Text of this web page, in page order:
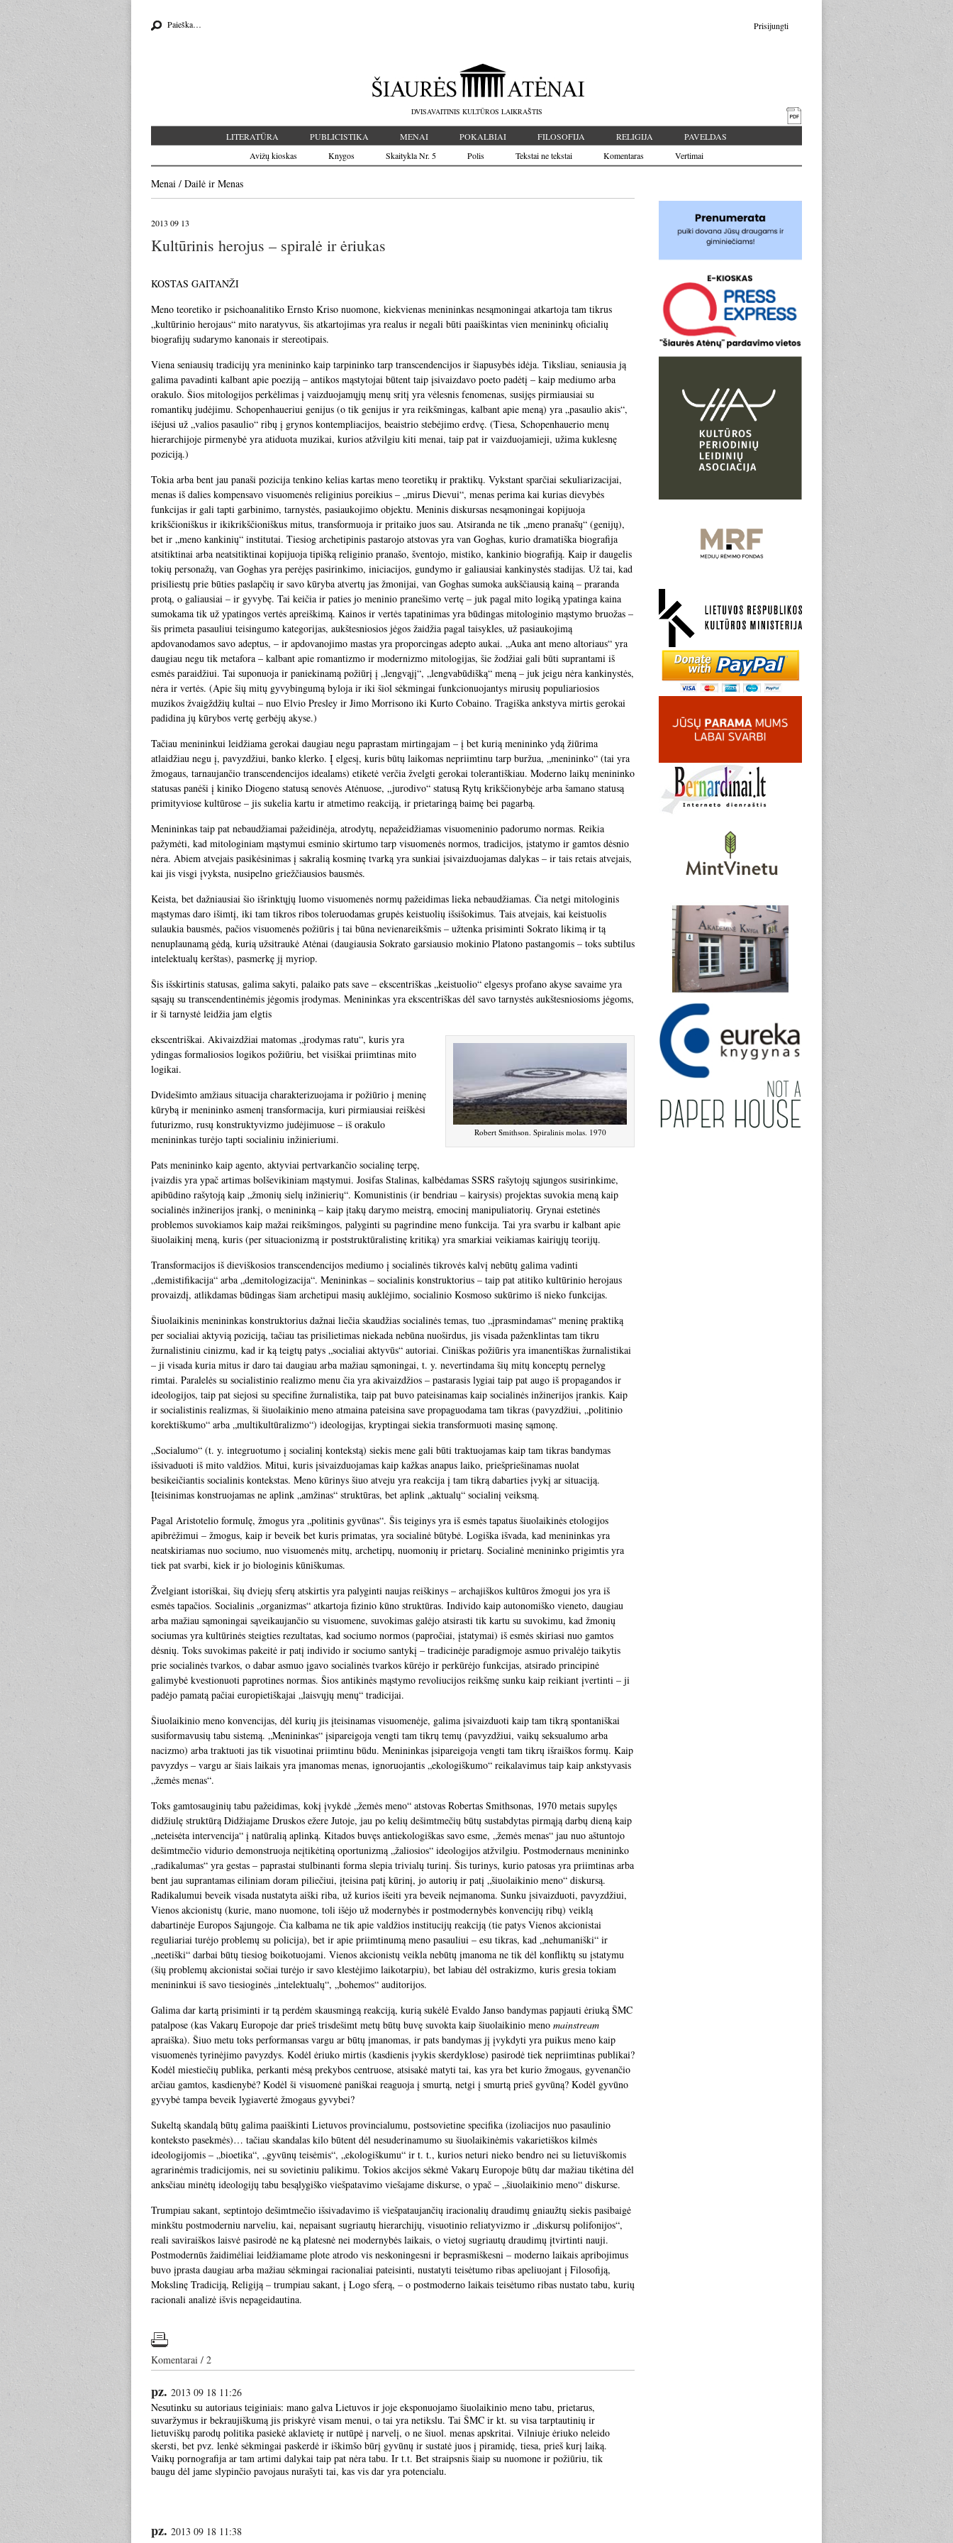
Prisijungti
Search for:
DVISAVAITINIS KULTŪROS LAIKRAŠTIS
LITERATŪRA PUBLICISTIKA MENAI POKALBIAI FILOSOFIJA RELIGIJA
PAVELDAS
Avižų kioskas
Knygos Skaitykla Nr. 5 Polis Tekstai ne tekstai Komentaras Vertimai
Menai / Dailė ir Menas
2013 09 13
Kultūrinis herojus – spiralė ir ėriukas
KOSTAS GAITANŽI
Meno teoretiko ir psichoanalitiko Ernsto Kriso nuomone, kiekvienas menininkas nesąmoningai atkartoja tam tikrus
„kultūrinio herojaus“ mito naratyvus, šis atkartojimas yra realus ir negali būti paaiškintas vien menininkų oficialių
biografijų sudarymo kanonais ir stereotipais.
Viena seniausių tradicijų yra menininko kaip tarpininko tarp transcendencijos ir šiapusybės idėja. Tiksliau, seniausia ją
galima pavadinti kalbant apie poeziją – antikos mąstytojai būtent taip įsivaizdavo poeto padėtį – kaip mediumo arba
orakulo. Šios mitologijos perkėlimas į vaizduojamųjų menų sritį yra vėlesnis fenomenas, susijęs pirmiausiai su
romantikų judėjimu. Schopenhaueriui genijus (o tik genijus ir yra reikšmingas, kalbant apie meną) yra „pasaulio akis“,
išėjusi už „valios pasaulio“ ribų į grynos kontempliacijos, beaistrio stebėjimo erdvę. (Tiesa, Schopenhauerio menų
hierarchijoje pirmenybė yra atiduota muzikai, kurios atžvilgiu kiti menai, taip pat ir vaizduojamieji, užima kuklesnę
poziciją.)
Tokia arba bent jau panaši pozicija tenkino kelias kartas meno teoretikų ir praktikų. Vykstant sparčiai sekuliarizacijai,
menas iš dalies kompensavo visuomenės religinius poreikius – „mirus Dievui“, menas perima kai kurias dievybės
funkcijas ir gali tapti garbinimo, tarnystės, pasiaukojimo objektu. Meninis diskursas nesąmoningai kopijuoja
krikščioniškus ir ikikrikščioniškus mitus, transformuoja ir pritaiko juos sau. Atsiranda ne tik „meno pranašų“ (genijų),
bet ir „meno kankinių“ institutai. Tiesiog archetipinis pastarojo atstovas yra van Goghas, kurio dramatiška biografija
atsitiktinai arba neatsitiktinai kopijuoja tipišką religinio pranašo, šventojo, mistiko, kankinio biografiją. Kaip ir daugelis
tokių personažų, van Goghas yra perėjęs pasirinkimo, iniciacijos, gundymo ir galiausiai kankinystės stadijas. Už tai, kad
prisiliestų prie būties paslapčių ir savo kūryba atvertų jas žmonijai, van Goghas sumoka aukščiausią kainą – praranda
protą, o galiausiai – ir gyvybę. Tai keičia ir paties jo meninio pranešimo vertę – juk pagal mito logiką ypatinga kaina
sumokama tik už ypatingos vertės apreiškimą. Kainos ir vertės tapatinimas yra būdingas mitologinio mąstymo bruožas –
šis primeta pasauliui teisingumo kategorijas, aukštesniosios jėgos žaidžia pagal taisykles, už pasiaukojimą
apdovanodamos savo adeptus, – ir apdovanojimo mastas yra proporcingas adepto aukai. „Auka ant meno altoriaus“ yra
daugiau negu tik metafora – kalbant apie romantizmo ir modernizmo mitologijas, šie žodžiai gali būti suprantami iš
esmės paraidžiui. Tai suponuoja ir paniekinamą požiūrį į „lengvąjį“, „lengvabūdišką“ meną – juk jeigu nėra kankinystės,
nėra ir vertės. (Apie šių mitų gyvybingumą byloja ir iki šiol sėkmingai funkcionuojantys mirusių populiariosios
muzikos žvaigždžių kultai – nuo Elvio Presley ir Jimo Morrisono iki Kurto Cobaino. Tragiška ankstyva mirtis gerokai
padidina jų kūrybos vertę gerbėjų akyse.)
Tačiau menininkui leidžiama gerokai daugiau negu paprastam mirtingajam – į bet kurią menininko ydą žiūrima
atlaidžiau negu į, pavyzdžiui, banko klerko. Į elgesį, kuris būtų laikomas nepriimtinu tarp buržua, „menininko“ (tai yra
žmogaus, tarnaujančio transcendencijos idealams) etiketė verčia žvelgti gerokai tolerantiškiau. Moderno laikų menininko
statusas panėši į kiniko Diogeno statusą senovės Atėnuose, „jurodivo“ statusą Rytų krikščionybėje arba šamano statusą
primityviose kultūrose – jis sukelia kartu ir atmetimo reakciją, ir prietaringą baimę bei pagarbą.
Menininkas taip pat nebaudžiamai pažeidinėja, atrodytų, nepažeidžiamas visuomeninio padorumo normas. Reikia
pažymėti, kad mitologiniam mąstymui esminio skirtumo tarp visuomenės normos, tradicijos, įstatymo ir gamtos dėsnio
nėra. Abiem atvejais pasikėsinimas į sakralią kosminę tvarką yra sunkiai įsivaizduojamas dalykas – ir tais retais atvejais,
kai jis visgi įvyksta, nusipelno griežčiausios bausmės.
Keista, bet dažniausiai šio išrinktųjų luomo visuomenės normų pažeidimas lieka nebaudžiamas. Čia netgi mitologinis
mąstymas daro išimtį, iki tam tikros ribos toleruodamas grupės keistuolių išsišokimus. Tais atvejais, kai keistuolis
sulaukia bausmės, pačios visuomenės požiūris į tai būna nevienareikšmis – užtenka prisiminti Sokrato likimą ir tą
nenuplaunamą gėdą, kurią užsitraukė Atėnai (daugiausia Sokrato garsiausio mokinio Platono pastangomis – toks subtilus
intelektualų kerštas), pasmerkę jį myriop.
Šis išskirtinis statusas, galima sakyti, palaiko pats save – ekscentriškas „keistuolio“ elgesys profano akyse savaime yra
sąsajų su transcendentinėmis jėgomis įrodymas. Menininkas yra ekscentriškas dėl savo tarnystės aukštesniosioms jėgoms,
ir ši tarnystė leidžia jam elgtis
Robert Smithson. Spiralinis molas. 1970
ekscentriškai. Akivaizdžiai matomas „įrodymas ratu“, kuris yra
ydingas formaliosios logikos požiūriu, bet visiškai priimtinas mito
logikai.
Dvidešimto amžiaus situacija charakterizuojama ir požiūrio į meninę
kūrybą ir menininko asmenį transformacija, kuri pirmiausiai reiškėsi
futurizmo, rusų konstruktyvizmo judėjimuose – iš orakulo
menininkas turėjo tapti socialiniu inžinieriumi.
Pats menininko kaip agento, aktyviai pertvarkančio socialinę terpę,
įvaizdis yra ypač artimas bolševikiniam mąstymui. Josifas Stalinas, kalbėdamas SSRS rašytojų sąjungos susirinkime,
apibūdino rašytoją kaip „žmonių sielų inžinierių“. Komunistinis (ir bendriau – kairysis) projektas suvokia meną kaip
socialinės inžinerijos įrankį, o menininką – kaip įtakų darymo meistrą, emocinį manipuliatorių. Grynai estetinės
problemos suvokiamos kaip mažai reikšmingos, palyginti su pagrindine meno funkcija. Tai yra svarbu ir kalbant apie
šiuolaikinį meną, kuris (per situacionizmą ir poststruktūralistinę kritiką) yra smarkiai veikiamas kairiųjų teorijų.
Transformacijos iš dieviškosios transcendencijos mediumo į socialinės tikrovės kalvį nebūtų galima vadinti
„demistifikacija“ arba „demitologizacija“. Menininkas – socialinis konstruktorius – taip pat atitiko kultūrinio herojaus
provaizdį, atlikdamas būdingas šiam archetipui masių auklėjimo, socialinio Kosmoso sukūrimo iš nieko funkcijas.
Šiuolaikinis menininkas konstruktorius dažnai liečia skaudžias socialinės temas, tuo „įprasmindamas“ meninę praktiką
per socialiai aktyvią poziciją, tačiau tas prisilietimas niekada nebūna nuoširdus, jis visada paženklintas tam tikru
žurnalistiniu cinizmu, kad ir ką teigtų patys „socialiai aktyvūs“ autoriai. Ciniškas požiūris yra imanentiškas žurnalistikai
– ji visada kuria mitus ir daro tai daugiau arba mažiau sąmoningai, t. y. nevertindama šių mitų konceptų pernelyg
rimtai. Paralelės su socialistinio realizmo menu čia yra akivaizdžios – pastarasis lygiai taip pat augo iš propagandos ir
ideologijos, taip pat siejosi su specifine žurnalistika, taip pat buvo pateisinamas kaip socialinės inžinerijos įrankis. Kaip
ir socialistinis realizmas, ši šiuolaikinio meno atmaina pateisina save propaguodama tam tikras (pavyzdžiui, „politinio
korektiškumo“ arba „multikultūralizmo“) ideologijas, kryptingai siekia transformuoti masinę sąmonę.
„Socialumo“ (t. y. integruotumo į socialinį kontekstą) siekis mene gali būti traktuojamas kaip tam tikras bandymas
išsivaduoti iš mito valdžios. Mitui, kuris įsivaizduojamas kaip kažkas anapus laiko, priešpriešinamas nuolat
besikeičiantis socialinis kontekstas. Meno kūrinys šiuo atveju yra reakcija į tam tikrą dabarties įvykį ar situaciją.
Įteisinimas konstruojamas ne aplink „amžinas“ struktūras, bet aplink „aktualų“ socialinį veiksmą.
Pagal Aristotelio formulę, žmogus yra „politinis gyvūnas“. Šis teiginys yra iš esmės tapatus šiuolaikinės etologijos
apibrėžimui – žmogus, kaip ir beveik bet kuris primatas, yra socialinė būtybė. Logiška išvada, kad menininkas yra
neatskiriamas nuo sociumo, nuo visuomenės mitų, archetipų, nuomonių ir prietarų. Socialinė menininko prigimtis yra
tiek pat svarbi, kiek ir jo biologinis kūniškumas.
Žvelgiant istoriškai, šių dviejų sferų atskirtis yra palyginti naujas reiškinys – archajiškos kultūros žmogui jos yra iš
esmės tapačios. Socialinis „organizmas“ atkartoja fizinio kūno struktūras. Individo kaip autonomiško vieneto, daugiau
arba mažiau sąmoningai sąveikaujančio su visuomene, suvokimas galėjo atsirasti tik kartu su suvokimu, kad žmonių
sociumas yra kultūrinės steigties rezultatas, kad sociumo normos (papročiai, įstatymai) iš esmės skiriasi nuo gamtos
dėsnių. Toks suvokimas pakeitė ir patį individo ir sociumo santykį – tradicinėje paradigmoje asmuo privalėjo taikytis
prie socialinės tvarkos, o dabar asmuo įgavo socialinės tvarkos kūrėjo ir perkūrėjo funkcijas, atsirado principinė
galimybė kvestionuoti paprotines normas. Šios antikinės mąstymo revoliucijos reikšmę sunku kaip reikiant įvertinti – ji
padėjo pamatą pačiai europietiškajai „laisvųjų menų“ tradicijai.
Šiuolaikinio meno konvencijas, dėl kurių jis įteisinamas visuomenėje, galima įsivaizduoti kaip tam tikrą spontaniškai
susiformavusių tabu sistemą. „Menininkas“ įsipareigoja vengti tam tikrų temų (pavyzdžiui, vaikų seksualumo arba
nacizmo) arba traktuoti jas tik visuotinai priimtinu būdu. Menininkas įsipareigoja vengti tam tikrų išraiškos formų. Kaip
pavyzdys – vargu ar šiais laikais yra įmanomas menas, ignoruojantis „ekologiškumo“ reikalavimus taip kaip ankstyvasis
„žemės menas“.
Toks gamtosauginių tabu pažeidimas, kokį įvykdė „žemės meno“ atstovas Robertas Smithsonas, 1970 metais supylęs
didžiulę struktūrą Didžiajame Druskos ežere Jutoje, jau po kelių dešimtmečių būtų sustabdytas pirmąją darbų dieną kaip
„neteisėta intervencija“ į natūralią aplinką. Kitados buvęs antiekologiškas savo esme, „žemės menas“ jau nuo aštuntojo
dešimtmečio vidurio demonstruoja neįtikėtiną oportunizmą „žaliosios“ ideologijos atžvilgiu. Postmodernaus menininko
„radikalumas“ yra gestas – paprastai stulbinanti forma slepia trivialų turinį. Šis turinys, kurio patosas yra priimtinas arba
bent jau suprantamas eiliniam doram piliečiui, įteisina patį kūrinį, jo autorių ir patį „šiuolaikinio meno“ diskursą.
Radikalumui beveik visada nustatyta aiški riba, už kurios išeiti yra beveik neįmanoma. Sunku įsivaizduoti, pavyzdžiui,
Vienos akcionistų (kurie, mano nuomone, toli išėjo už modernybės ir postmodernybės konvencijų ribų) veiklą
dabartinėje Europos Sąjungoje. Čia kalbama ne tik apie valdžios institucijų reakciją (tie patys Vienos akcionistai
reguliariai turėjo problemų su policija), bet ir apie priimtinumą meno pasauliui – esu tikras, kad „nehumaniški“ ir
„neetiški“ darbai būtų tiesiog boikotuojami. Vienos akcionistų veikla nebūtų įmanoma ne tik dėl konfliktų su įstatymu
(šių problemų akcionistai sočiai turėjo ir savo klestėjimo laikotarpiu), bet labiau dėl ostrakizmo, kuris gresia tokiam
menininkui iš savo tiesioginės „intelektualų“, „bohemos“ auditorijos.
Galima dar kartą prisiminti ir tą perdėm skausmingą reakciją, kurią sukėlė Evaldo Janso bandymas papjauti ėriuką ŠMC
patalpose (kas Vakarų Europoje dar prieš trisdešimt metų būtų buvę suvokta kaip šiuolaikinio meno mainstream
apraiška). Šiuo metu toks performansas vargu ar būtų įmanomas, ir pats bandymas jį įvykdyti yra puikus meno kaip
visuomenės tyrinėjimo pavyzdys. Kodėl ėriuko mirtis (kasdienis įvykis skerdyklose) pasirodė tiek nepriimtinas publikai?
Kodėl miestiečių publika, perkanti mėsą prekybos centruose, atsisakė matyti tai, kas yra bet kurio žmogaus, gyvenančio
arčiau gamtos, kasdienybė? Kodėl ši visuomenė paniškai reaguoja į smurtą, netgi į smurtą prieš gyvūną? Kodėl gyvūno
gyvybė tampa beveik lygiavertė žmogaus gyvybei?
Sukeltą skandalą būtų galima paaiškinti Lietuvos provincialumu, postsovietine specifika (izoliacijos nuo pasaulinio
konteksto pasekmės)… tačiau skandalas kilo būtent dėl nesuderinamumo su šiuolaikinėmis vakarietiškos kilmės
ideologijomis – „bioetika“, „gyvūnų teisėmis“, „ekologiškumu“ ir t. t., kurios neturi nieko bendro nei su lietuviškomis
agrarinėmis tradicijomis, nei su sovietiniu palikimu. Tokios akcijos sėkmė Vakarų Europoje būtų dar mažiau tikėtina dėl
anksčiau minėtų ideologijų tabu besąlygiško viešpatavimo viešajame diskurse, o ypač – „šiuolaikinio meno“ diskurse.
Trumpiau sakant, septintojo dešimtmečio išsivadavimo iš viešpataujančių iracionalių draudimų gniaužtų siekis pasibaigė
minkštu postmoderniu narveliu, kai, nepaisant sugriautų hierarchijų, visuotinio reliatyvizmo ir „diskursų polifonijos“,
reali saviraiškos laisvė pasirodė ne ką platesnė nei modernybės laikais, o vietoj sugriautų draudimų įtvirtinti nauji.
Postmodernūs žaidimėliai leidžiamame plote atrodo vis neskoningesni ir beprasmiškesni – moderno laikais apribojimus
buvo įprasta daugiau arba mažiau sėkmingai racionaliai pateisinti, nustatyti teisėtumo ribas apeliuojant į Filosofiją,
Mokslinę Tradiciją, Religiją – trumpiau sakant, į Logo sferą, – o postmoderno laikais teisėtumo ribas nustato tabu, kurių
racionali analizė išvis nepageidautina.
Komentarai / 2
pz. 2013 09 18 11:26
Nesutinku su autoriaus teiginiais: mano galva Lietuvos ir joje eksponuojamo šiuolaikinio meno tabu, prietarus,
suvaržymus ir bekraujiškumą jis priskyrė visam menui, o tai yra netikslu. Tai ŠMC ir kt. su visa tarptautinių ir
lietuviškų parodų politika pasiekė aklavietę ir nutūpė į narvelį, o ne šiuol. menas apskritai. Vilniuje ėriuko neleido
skersti, bet pvz. lenkė sėkmingai paskerdė ir iškimšo būrį gyvūnų ir sustatė juos į piramidę, tiesa, prieš kurį laiką.
Vaikų pornografija ar tam artimi dalykai taip pat nėra tabu. Ir t.t. Bet straipsnis šiaip su nuomone ir požiūriu, tik
baugu dėl jame slypinčio pavojaus nurašyti tai, kas vis dar yra potencialu.
pz. 2013 09 18 11:38